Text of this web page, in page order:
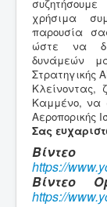
χρήσιμα
παρουσία
ώστε να
δυνάμεών
Στρατηγικής
Καμμένο, να
Αεροπορικής
Σας
https://
Βίντεο
https://